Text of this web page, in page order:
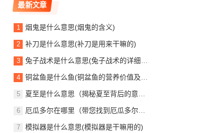
最新文章
烟鬼是什么意思(烟鬼的含义)
补刀是什么意思(补刀是用来干嘛的)
兔子战术是什么意思(兔子战术的详细解释)
铜盆鱼是什么鱼(铜盆鱼的营养价值及效果)
夏至是什么意思（揭秘夏至背后的意义）
厄瓜多尔在哪里（带您找到厄瓜多尔的位置所在）
模拟器是什么意思(模拟器是干嘛用的)